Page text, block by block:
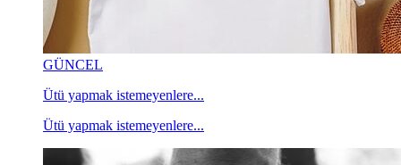
GÜNCEL
Ütü yapmak istemeyenlere...
Ütü yapmak istemeyenlere...